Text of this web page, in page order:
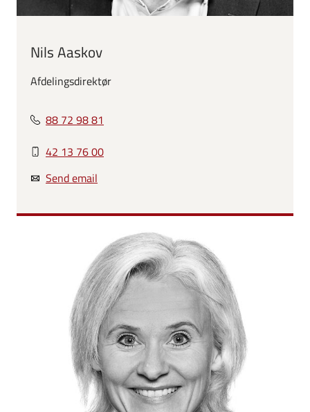
Nils Aaskov
Afdelingsdirektør
88 72 98 81
42 13 76 00
Send email